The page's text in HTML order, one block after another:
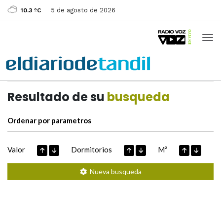
10.3 ºC 5 de agosto de 2026
Resultado de su busqueda
Ordenar por parametros
Valor Dormitorios M²
Nueva busqueda